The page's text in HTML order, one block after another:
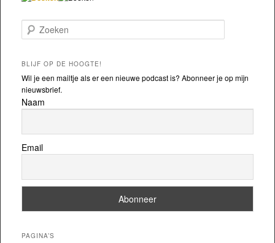
Zoeken
BLIJF OP DE HOOGTE!
Wil je een mailtje als er een nieuwe podcast is? Abonneer je op mijn
nieuwsbrief.
Naam
Email
PAGINA’S